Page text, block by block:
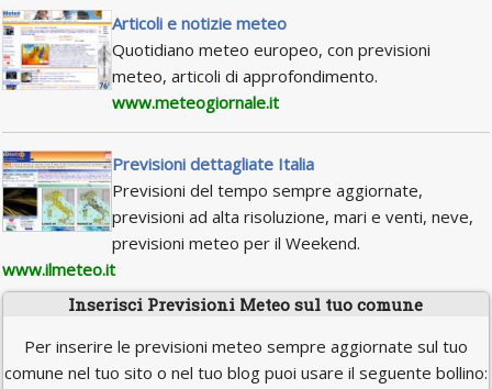
Articoli e notizie meteo
Quotidiano meteo europeo, con previsioni
meteo, articoli di approfondimento.
www.meteogiornale.it
Previsioni dettagliate Italia
Previsioni del tempo sempre aggiornate,
previsioni ad alta risoluzione, mari e venti, neve,
previsioni meteo per il Weekend.
www.ilmeteo.it
Inserisci Previsioni Meteo sul tuo comune
Per inserire le previsioni meteo sempre aggiornate sul tuo
comune nel tuo sito o nel tuo blog puoi usare il seguente bollino: